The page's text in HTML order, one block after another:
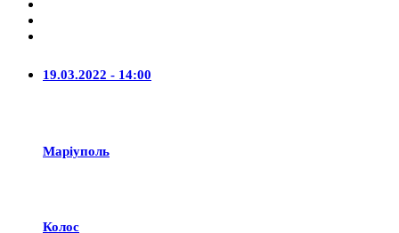
19.03.2022 - 14:00
Маріуполь
Колос